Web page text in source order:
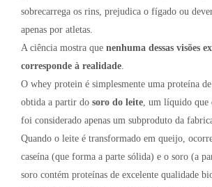
sobrecarrega os rins, prejudica o fígado ou
apenas por atletas.
A ciência mostra que nenhuma dessas visões
corresponde à realidade.
O whey protein é simplesmente uma proteína
obtida a partir do soro do leite, um líquido que
foi considerado apenas um subproduto da
Quando o leite é transformado em queijo,
caseína (que forma a parte sólida) e o soro (a
soro contém proteínas de excelente qualidade